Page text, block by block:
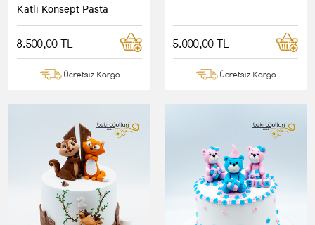
Katlı Konsept Pasta
8.500,00 TL
Ücretsiz Kargo
5.000,00 TL
Ücretsiz Kargo